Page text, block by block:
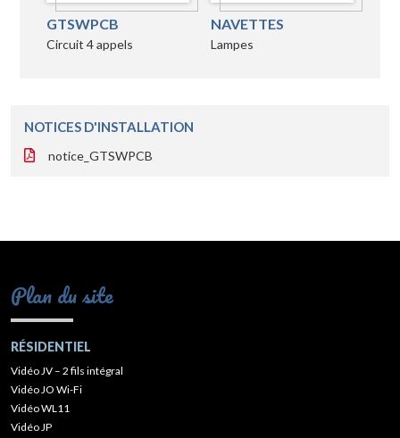
GTSWPCB
Circuit 4 appels
NAVETTES
Lampes
NOTICES D'INSTALLATION
notice_GTSWPCB
Plan du site
RÉSIDENTIEL
Vidéo JV – 2 fils intégral
Vidéo JO Wi-Fi
Vidéo WL11
Vidéo JP